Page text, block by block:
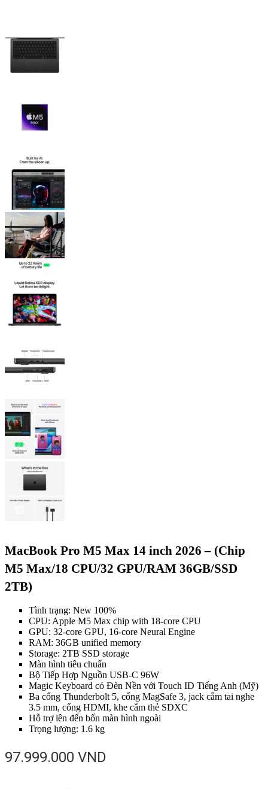
MacBook Pro M5 Max 14 inch 2026 – (Chip
M5 Max/18 CPU/32 GPU/RAM 36GB/SSD
2TB)
Tình trạng: New 100%
CPU: Apple M5 Max chip with 18-core CPU
GPU: 32-core GPU, 16-core Neural Engine
RAM: 36GB unified memory
Storage: 2TB SSD storage
Màn hình tiêu chuẩn
Bộ Tiếp Hợp Nguồn USB-C 96W
Magic Keyboard có Đèn Nền với Touch ID Tiếng Anh (Mỹ)
Ba cổng Thunderbolt 5, cổng MagSafe 3, jack cắm tai nghe
3.5 mm, cổng HDMI, khe cắm thẻ SDXC
Hỗ trợ lên đến bốn màn hình ngoài
Trọng lượng: 1.6 kg
97.999.000 VND